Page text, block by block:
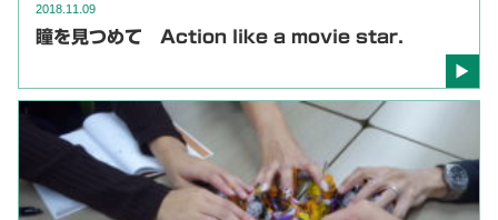
2018.11.09
瞳を見つめて Action like a movie star.